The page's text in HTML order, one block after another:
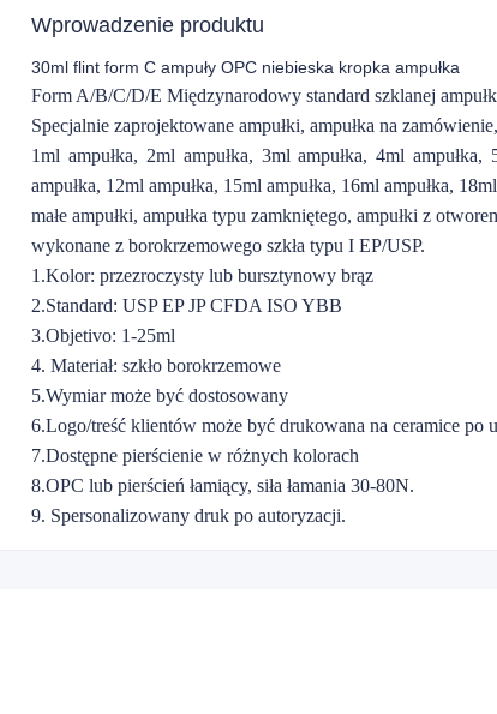
Wprowadzenie produktu
30ml flint form C ampuły OPC niebieska kropka ampułka
Form A/B/C/D/E Międzynarodowy standard szklanej
Specjalnie zaprojektowane ampułki, ampułka na
1ml ampułka, 2ml ampułka, 3ml ampułka, 4ml
ampułka, 12ml ampułka, 15ml ampułka, 16ml ampułka,
małe ampułki, ampułka typu zamkniętego, ampułki z
wykonane z borokrzemowego szkła typu I EP/USP.
1.Kolor: przezroczysty lub bursztynowy brąz
2.Standard: USP EP JP CFDA ISO YBB
3.Objetivo: 1-25ml
4. Materiał: szkło borokrzemowe
5.Wymiar może być dostosowany
6.Logo/treść klientów może być drukowana na ceramice po
7.Dostępne pierścienie w różnych kolorach
8.OPC lub pierścień łamiący, siła łamania 30-80N.
9. Spersonalizowany druk po autoryzacji.